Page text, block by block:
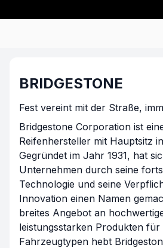
BRIDGESTONE
Fest vereint mit der Straße,
Bridgestone Corporation ist
Reifenhersteller mit Hauptsitz
Gegründet im Jahr 1931, hat
Unternehmen durch seine
Technologie und seine
Innovation einen Namen
breites Angebot an
leistungsstarken Produkten für
Fahrzeugtypen hebt